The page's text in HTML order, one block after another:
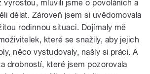
vyrostou, mluvili jsme o povoláních a
dělat. Zároveň jsem si uvědomovala
rodinnou situaci. Dojímaly mě
které se snažily, aby jejich
něco vystudovaly, našly si práci. A
drobností, které jsem pozorovala